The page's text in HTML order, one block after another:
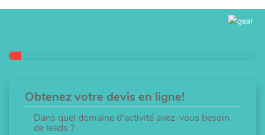
sent!
Obtenez votre devis en ligne!
Dans quel domaine d'activité avez-vous besoin
de leads ?